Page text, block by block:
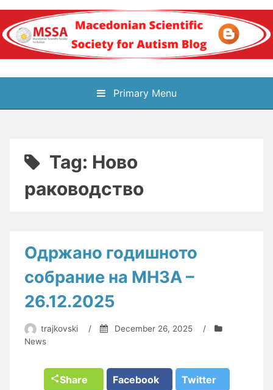
Skip
content
Блог на
Македонското научно
здружение за
аутизам
Primary Menu
Tag: Ново
раководство
Одржано годишното
собрание на МНЗА –
26.12.2025
trajkovski / December 26, 2025
/
News
Share Facebook Twitter